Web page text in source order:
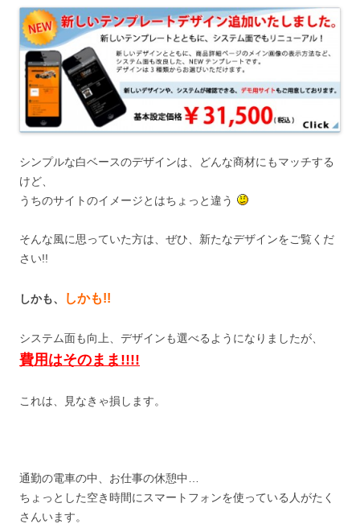
シンプルな白ベースのデザインは、どんな商材にもマッチする
けど、
うちのサイトのイメージとはちょっと違う
そんな風に思っていた方は、ぜひ、新たなデザインをご覧くだ
さい!!
しかも、 しかも!!
システム面も向上、デザインも選べるようになりましたが、
費用はそのまま!!!!
これは、見なきゃ損します。
通勤の電車の中、お仕事の休憩中…
ちょっとした空き時間にスマートフォンを使っている人がたく
さんいます。